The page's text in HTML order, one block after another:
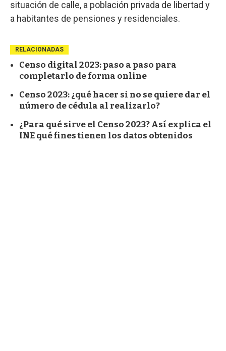
situación de calle, a población privada de libertad y
a habitantes de pensiones y residenciales.
RELACIONADAS
Censo digital 2023: paso a paso para
completarlo de forma online
Censo 2023: ¿qué hacer si no se quiere dar el
número de cédula al realizarlo?
¿Para qué sirve el Censo 2023? Así explica el
INE qué fines tienen los datos obtenidos